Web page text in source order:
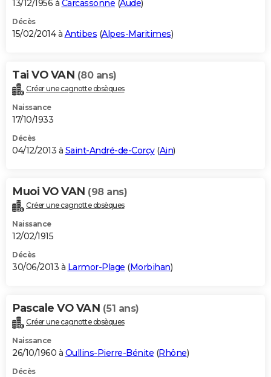
13/12/1956 à Carcassonne (Aude)
Décès
15/02/2014 à Antibes (Alpes-Maritimes)
Tai VO VAN (80 ans)
Créer une cagnotte obsèques
Naissance
17/10/1933
Décès
04/12/2013 à Saint-André-de-Corcy(Ain)
Muoi VO VAN (98 ans)
Créer une cagnotte obsèques
Naissance
12/02/1915
Décès
30/06/2013 à Larmor-Plage (Morbihan)
Pascale VO VAN (51 ans)
Créer une cagnotte obsèques
Naissance
26/10/1960 à Oullins-Pierre-Bénite (Rhône)
Décès